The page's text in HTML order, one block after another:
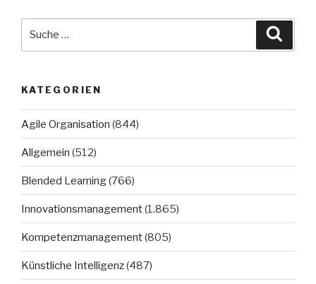
KATEGORIEN
Agile Organisation (844)
Allgemein (512)
Blended Learning(766)
Innovationsmanagement(1.865)
Kompetenzmanagement(805)
Künstliche Intelligenz(487)